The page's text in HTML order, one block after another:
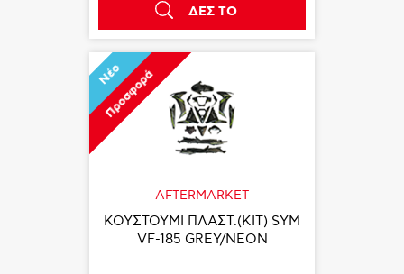
ΔΕΣ ΤΟ
Νέο
Προσφορά
AFTERMARKET
ΚΟΥΣΤΟΥΜΙ ΠΛΑΣΤ.(KIT) SYM
VF-185 GREY/NEON